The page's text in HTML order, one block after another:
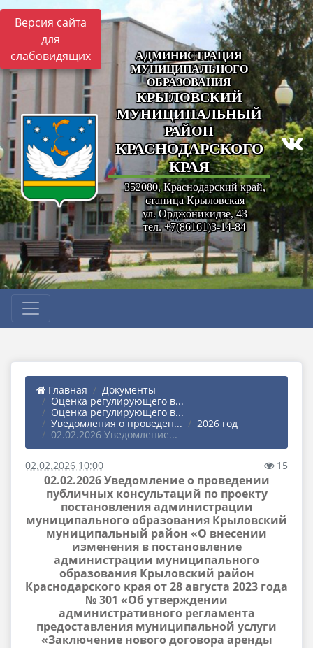
Версия сайта
для
слабовидящих
АДМИНИСТРАЦИЯ
МУНИЦИПАЛЬНОГО
ОБРАЗОВАНИЯ
КРЫЛОВСКИЙ
МУНИЦИПАЛЬНЫЙ
РАЙОН
КРАСНОДАРСКОГО
КРАЯ
352080, Краснодарский край,
станица Крыловская
ул. Орджоникидзе, 43
тел. +7(86161)3-14-84
Главная
Документы
Оценка регулирующего в...
Оценка регулирующего в...
Уведомления о проведен...
2026 год
02.02.2026 Уведомление...
02.02.2026 10:00 15
02.02.2026 Уведомление о проведении
публичных консультаций по проекту
постановления администрации
муниципального образования Крыловский
муниципальный район «О внесении
изменения в постановление
администрации муниципального
образования Крыловский район
Краснодарского края от 28 августа 2023 года
№ 301 «Об утверждении
административного регламента
предоставления муниципальной услуги
«Заключение нового договора аренды